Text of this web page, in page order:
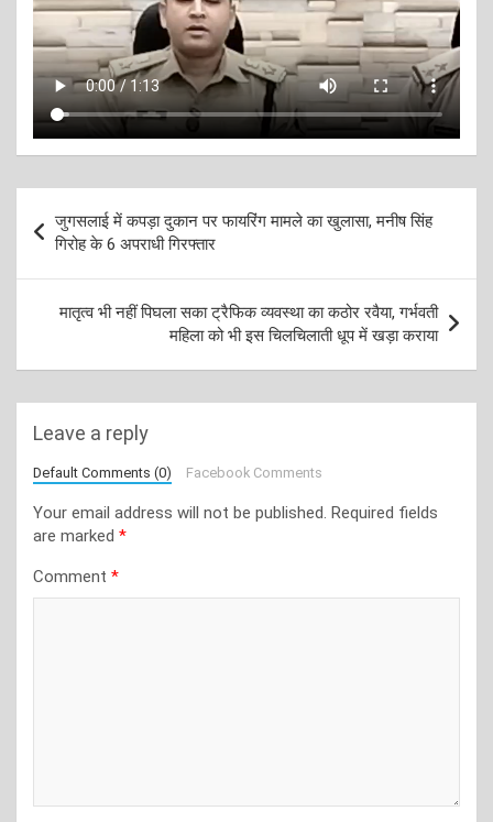
navigation
जुगसलाई में कपड़ा दुकान पर फायरिंग मामले का खुलासा, मनीष सिंह
गिरोह के 6 अपराधी गिरफ्तार
मातृत्व भी नहीं पिघला सका ट्रैफिक व्यवस्था का कठोर रवैया, गर्भवती
महिला को भी इस चिलचिलाती धूप में खड़ा कराया
Leave a reply
Default Comments (0) Facebook Comments
Your email address will not be published. Required fields
are marked *
Comment *